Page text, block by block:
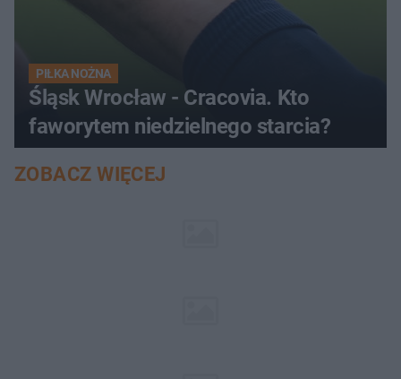
PIŁKA NOŻNA
Śląsk Wrocław - Cracovia. Kto
faworytem niedzielnego starcia?
ZOBACZ WIĘCEJ